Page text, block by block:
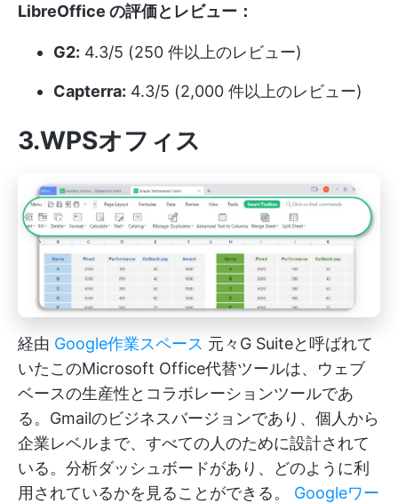
LibreOffice の評価とレビュー：
G2: 4.3/5 (250 件以上のレビュー)
Capterra: 4.3/5 (2,000 件以上のレビュー)
3.WPSオフィス
経由 Google作業スペース 元々G Suiteと呼ばれて
いたこのMicrosoft Office代替ツールは、ウェブ
ベースの生産性とコラボレーションツールであ
る。Gmailのビジネスバージョンであり、個人から
企業レベルまで、すべての人のために設計されて
いる。分析ダッシュボードがあり、どのように利
用されているかを見ることができる。 Googleワー